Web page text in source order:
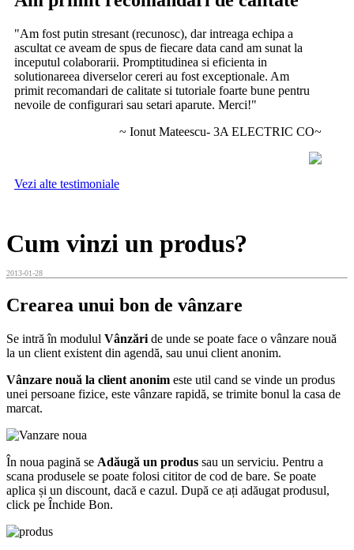
"Am fost putin stresant (recunosc), dar intreaga echipa a
ascultat ce aveam de spus de fiecare data cand am sunat la
inceputul colaborarii. Promptitudinea si eficienta in
solutionareea diverselor cereri au fost exceptionale. Am
primit recomandari de calitate si tutoriale foarte bune pentru
nevoile de configurari sau setari aparute. Merci!"
~ Ionut Mateescu- 3A ELECTRIC CO~
Vezi alte testimoniale
Cum vinzi un produs?
2013-01-28
Crearea unui bon de vânzare
Se intră în modulul Vânzări de unde se poate face o vânzare nouă
la un client existent din agendă, sau unui client anonim.
Vânzare nouă la client anonim este util cand se vinde un produs
unei persoane fizice, este vânzare rapidă, se trimite bonul la casa de
marcat.
În noua pagină se Adăugă un produs sau un serviciu. Pentru a
scana produsele se poate folosi cititor de cod de bare. Se poate
aplica și un discount, dacă e cazul. După ce ați adăugat produsul,
click pe Închide Bon.